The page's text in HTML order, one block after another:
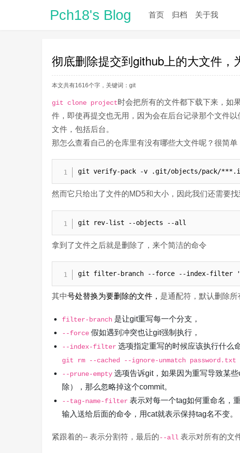
Pch18's Blog 首页 归档 关于我
彻底删除提交到github上的大文件，
本文共有1616个字，关键词： git
git clone project时会把所有的文件都下载下来，如
件，即使再提交也无用，因为会在后台记录那个文件
文件，包括后台。
那怎么查看自己的仓库里有没有哪些大文件呢？很简单
git verify-pack -v .git/objects/pack/
然而它只给出了文件的MD5和大小，因此我们还需要
git rev-list --objects --all
拿到了文件之后就是删除了，来个简洁的命令
git filter-branch --force --index-filter
其中号处替换为要删除的文件， 是通配符，默认删除所
filter-branch是让git重写每一个分支，
--force假如遇到冲突也让git强制执行，
--index-filter选项指定重写的时候应该执行什么
git rm --cached --ignore-unmatch password.txt
--prune-empty选项告诉git，如果因为重写导致某
除），那么忽略掉这个commit。
--tag-name-filter表示对每一个tag如何重命名，
输入送给后面的命令，用cat就表示保持tag名不变。
紧跟着的-- 表示分割符，最后的--all 表示对所有的文